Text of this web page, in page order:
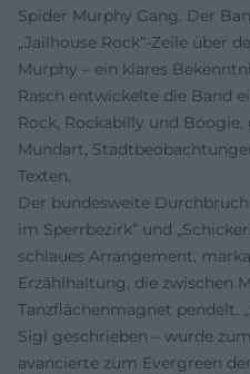
Spider Murphy Gang. Der
„Jailhouse Rock“-Zeile über
Murphy – ein klares
Rasch entwickelte die Band
Rock, Rockabilly und
Mundart,
Texten.
Der bundesweite
im Sperrbezirk“ und
schlaues Arrangement,
Erzählhaltung, die zwischen
Tanzflächenmagnet pendelt.
Sigl geschrieben – wurde
avancierte zum Evergreen